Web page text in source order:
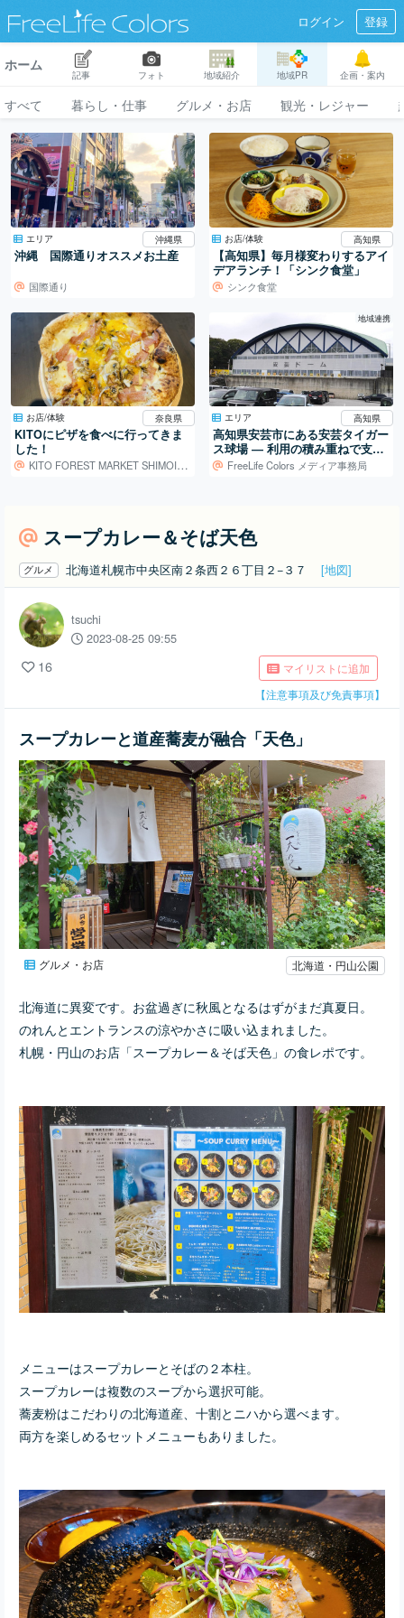
ログイン 登録
ホーム
記事 フォト 地域紹介 地域PR 企画・案内
すべて 暮らし・仕事 グルメ・お店 観光・レジャー
エリア 沖縄県
沖縄 国際通りオススメお土産
国際通り
お店/体験 高知県
【高知県】毎月様変わりするアイ
デアランチ！「シンク食堂」
シンク食堂
お店/体験 奈良県
KITOにピザを食べに行ってきま
した！
KITO FOREST MARKET SHIMOICHI
地域連携
エリア 高知県
高知県安芸市にある安芸タイガー
ス球場 ― 利用の積み重ねで支え
られる地域の球場
FreeLife Colors メディア事務局
スープカレー＆そば天色
グルメ 北海道札幌市中央区南２条西２６丁目２−３７ [地図]
tsuchi
2023-08-25 09:55
16
マイリストに追加
【注意事項及び免責事項】
スープカレーと道産蕎麦が融合「天色」
グルメ・お店 北海道・円山公園
北海道に異変です。お盆過ぎに秋風となるはずがまだ真夏日。
のれんとエントランスの涼やかさに吸い込まれました。
札幌・円山のお店「スープカレー＆そば天色」の食レポです。
メニューはスープカレーとそばの２本柱。
スープカレーは複数のスープから選択可能。
蕎麦粉はこだわりの北海道産、十割とニハから選べます。
両方を楽しめるセットメニューもありました。